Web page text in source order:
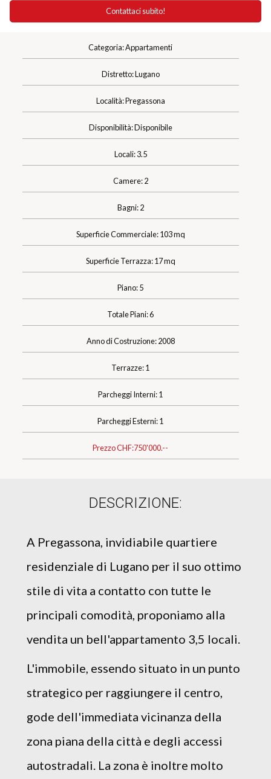
Categoria: Appartamenti
Distretto: Lugano
Località: Pregassona
Disponibilità: Disponibile
Locali: 3.5
Camere: 2
Bagni: 2
Superficie Commerciale: 103 mq
Superficie Terrazza: 17 mq
Piano: 5
Totale Piani: 6
Anno di Costruzione: 2008
Terrazze: 1
Parcheggi Interni: 1
Parcheggi Esterni: 1
Prezzo CHF:750'000.--
DESCRIZIONE:
A Pregassona, invidiabile quartiere
residenziale di Lugano per il suo ottimo
stile di vita a contatto con tutte le
principali comodità, proponiamo alla
vendita un bell'appartamento 3,5 locali.
L'immobile, essendo situato in un punto
strategico per raggiungere il centro,
gode dell'immediata vicinanza della
zona piana della città e degli accessi
autostradali. La zona è inoltre molto